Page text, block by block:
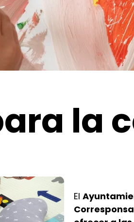
la
El